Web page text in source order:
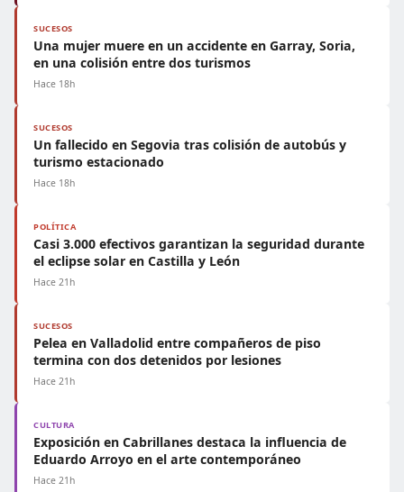
SUCESOS
Una mujer muere en un accidente en Garray, Soria,
en una colisión entre dos turismos
Hace 18h
SUCESOS
Un fallecido en Segovia tras colisión de autobús y
turismo estacionado
Hace 18h
POLÍTICA
Casi 3.000 efectivos garantizan la seguridad durante
el eclipse solar en Castilla y León
Hace 21h
SUCESOS
Pelea en Valladolid entre compañeros de piso
termina con dos detenidos por lesiones
Hace 21h
CULTURA
Exposición en Cabrillanes destaca la influencia de
Eduardo Arroyo en el arte contemporáneo
Hace 21h